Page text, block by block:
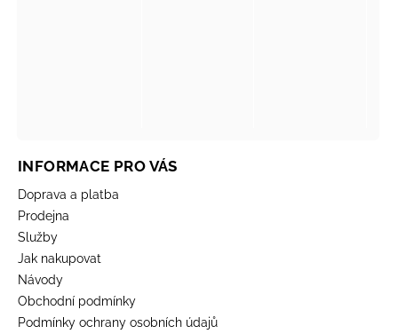
INFORMACE PRO VÁS
Doprava a platba
Prodejna
Služby
Jak nakupovat
Návody
Obchodní podmínky
Podmínky ochrany osobních údajů